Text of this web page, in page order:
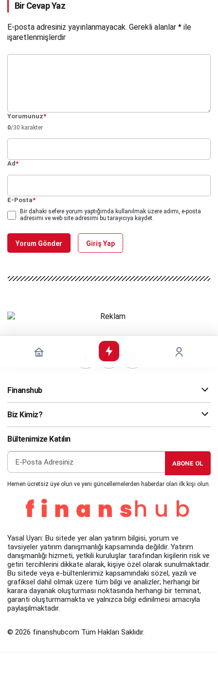
27,5 MİLYON TL ÇIKIŞI
Bir Cevap Yaz
E-posta adresiniz yayınlanmayacak. Gerekli alanlar * ile
işaretlenmişlerdir
Yorumunuz*
0/30 karakter
Ad*
E-Posta*
Bir dahaki sefere yorum yaptığımda kullanılmak üzere adımı, e-posta
adresimi ve web site adresimi bu tarayıcıya kaydet.
Yorum Gönder Giriş Yap
Finanshub
Biz Kimiz?
Bültenimize Katılın
ABONE OL
Hemen ücretsiz üye olun ve yeni güncellemelerden haberdar olan ilk kişi olun.
Yasal Uyarı: Bu sitede yer alan yatırım bilgisi, yorum ve
tavsiyeler yatırım danışmanlığı kapsamında değildir. Yatırım
danışmanlığı hizmeti, yetkili kuruluşlar tarafından kişilerin risk ve
getiri tercihlerini dikkate alarak, kişiye özel olarak sunulmaktadır.
Bu sitede veya e-bültenlerimiz kapsamındaki sözel, yazılı ve
grafiksel dahil olmak üzere tüm bilgi ve analizler; herhangi bir
karara dayanak oluşturması noktasında herhangi bir teminat,
garanti oluşturmamakta ve yalnızca bilgi edinilmesi amacıyla
paylaşılmaktadır.
© 2026 finanshubcom Tüm Hakları Saklıdır.